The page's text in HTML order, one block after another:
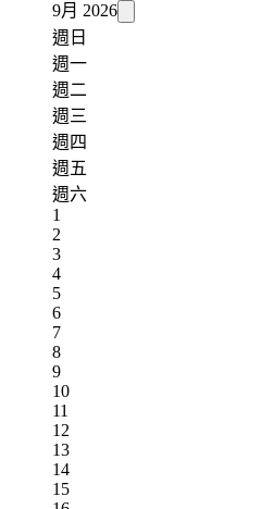
9月 2026
週日
週一
週二
週三
週四
週五
週六
1
2
3
4
5
6
7
8
9
10
11
12
13
14
15